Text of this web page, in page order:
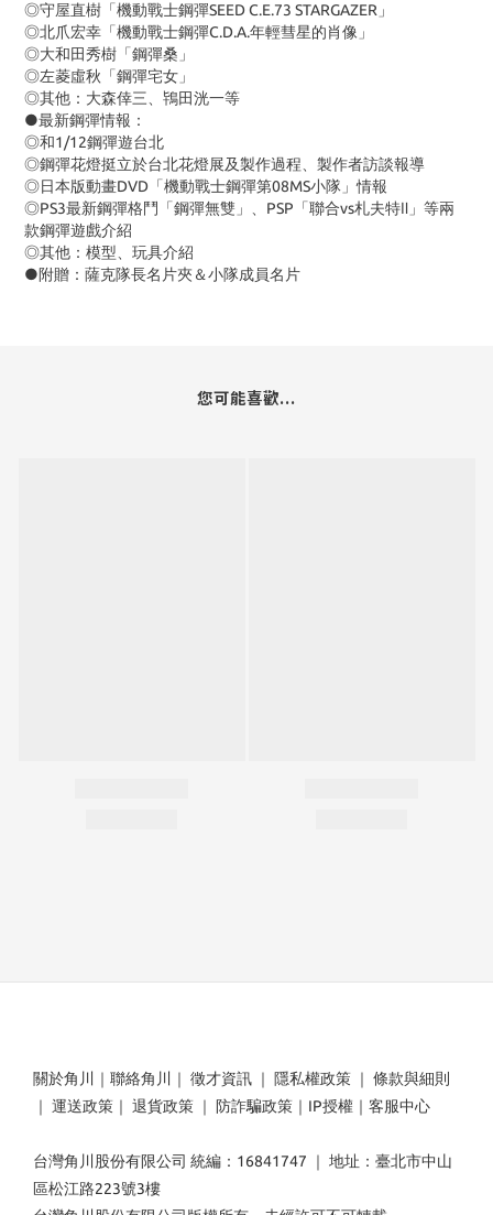
◎守屋直樹「機動戰士鋼彈SEED C.E.73 STARGAZER」
◎北爪宏幸「機動戰士鋼彈C.D.A.年輕彗星的肖像」
◎大和田秀樹「鋼彈桑」
◎左菱虛秋「鋼彈宅女」
◎其他：大森倖三、鴇田洸一等
●最新鋼彈情報：
◎和1/12鋼彈遊台北
◎鋼彈花燈挺立於台北花燈展及製作過程、製作者訪談報導
◎日本版動畫DVD「機動戰士鋼彈第08MS小隊」情報
◎PS3最新鋼彈格鬥「鋼彈無雙」、PSP「聯合vs札夫特Ⅱ」等兩
款鋼彈遊戲介紹
◎其他：模型、玩具介紹
●附贈：薩克隊長名片夾＆小隊成員名片
您可能喜歡...
關於角川 ｜ 聯絡角川 ｜ 徵才資訊 ｜ 隱私權政策 ｜ 條款與細則
｜ 運送政策 ｜ 退貨政策 ｜ 防詐騙政策 ｜ IP授權 ｜ 客服中心
台灣角川股份有限公司 統編：16841747 ｜ 地址：臺北市中山
區松江路223號3樓